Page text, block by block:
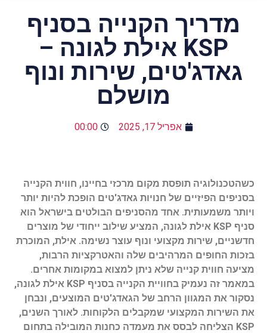
מדריך הקנייה בסניף
KSP אילת לגונה –
גאדג'טים, שירות ונוף
מושלם
אפריל 17, 2025 00:00
כשהטכנולוגיה תופסת מקום מרכזי בחיינו, חווית הקנייה
בסניפים הפיזיים של חנויות גאדג'טים הופכת להיות יותר
ויותר משמעותית. אחד מהסניפים הבולטים בישראל הוא
סניף KSP אילת לגונה, המציע שילוב ייחודי של מוצרים
חדשניים, שירות מקצועי ונוף עוצר נשימה. אילת, המוכרת
בזכות החופים המרהיבים שלה והאטרקציות הרבות,
מציעה חווית קנייה שלא ניתן למצוא במקומות אחרים.
במאמר זה נעמיק בחוויית הקנייה בסניף KSP אילת לגונה,
נסקור את המגוון הרחב של הגאדג'טים המוצעים, ונבחן
את השירות המקצועי שמקבלים הלקוחות. לאורך השנים,
KSP הצליחה לבסס את מעמדה כחנות המובילה בתחום